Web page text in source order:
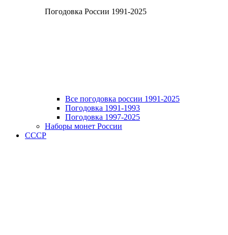
Погодовка России 1991-2025
Все погодовка россии 1991-2025
Погодовка 1991-1993
Погодовка 1997-2025
Наборы монет России
СССР